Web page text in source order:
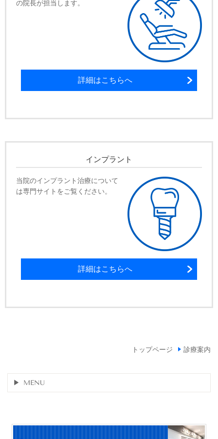
の院長が担当します。
詳細はこちらへ
インプラント
当院のインプラント治療について
は専門サイトをご覧ください。
詳細はこちらへ
トップページ 診療案内
MENU